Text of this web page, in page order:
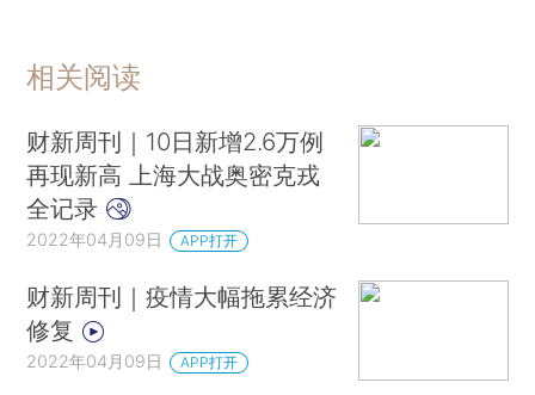
相关阅读
财新周刊｜10日新增2.6万例
再现新高 上海大战奥密克戎
全记录
2022年04月09日 APP打开
财新周刊｜疫情大幅拖累经济
修复
2022年04月09日 APP打开